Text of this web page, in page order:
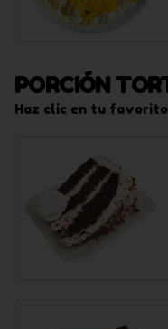
PORCIÓN
Haz clic en tu